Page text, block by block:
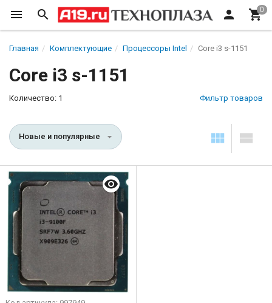
Главная Комплектующие Процессоры Intel Core i3 s-1151
Core i3 s-1151
Количество: 1 Фильтр товаров
Новые и популярные